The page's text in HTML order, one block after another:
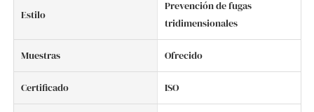
Estilo
Prevención de fugas
tridimensionales
Muestras Ofrecido
Certificado ISO